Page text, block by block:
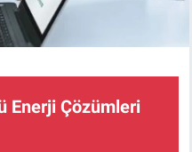
Enerji Çözümleri